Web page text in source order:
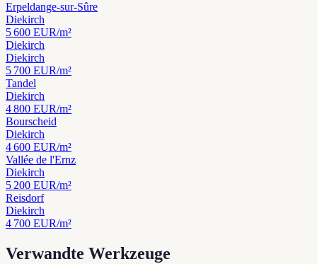
Erpeldange-sur-Sûre
Diekirch
5 600 EUR/m²
Diekirch
Diekirch
5 700 EUR/m²
Tandel
Diekirch
4 800 EUR/m²
Bourscheid
Diekirch
4 600 EUR/m²
Vallée de l'Ernz
Diekirch
5 200 EUR/m²
Reisdorf
Diekirch
4 700 EUR/m²
Verwandte Werkzeuge